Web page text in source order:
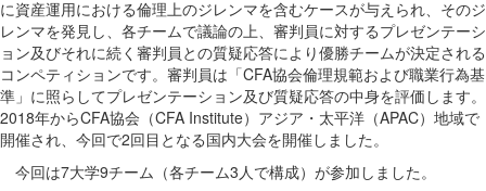
に資産運用における倫理上のジレンマを含むケースが与えられ、そのジ
レンマを発見し、各チームで議論の上、審判員に対するプレゼンテーシ
ョン及びそれに続く審判員との質疑応答により優勝チームが決定される
コンペティションです。審判員は「CFA協会倫理規範および職業行為基
準」に照らしてプレゼンテーション及び質疑応答の中身を評価します。
2018年からCFA協会（CFA Institute）アジア・太平洋（APAC）地域で
開催され、今回で2回目となる国内大会を開催しました。
今回は7大学9チーム（各チーム3人で構成）が参加しました。